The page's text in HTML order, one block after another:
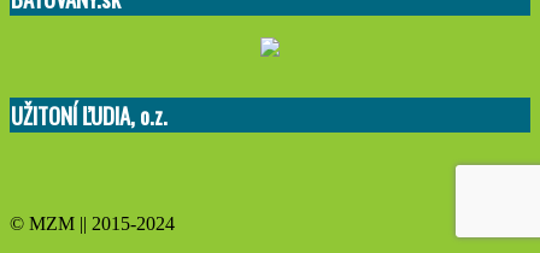
UŽITONÍ ĽUDIA, o.z.
© MZM || 2015-2024